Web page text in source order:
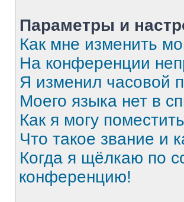
Параметры и
Как мне изменить
На конференции
Я изменил часовой
Моего языка нет в
Как я могу
Что такое звание и
Когда я щёлкаю по
конференцию!